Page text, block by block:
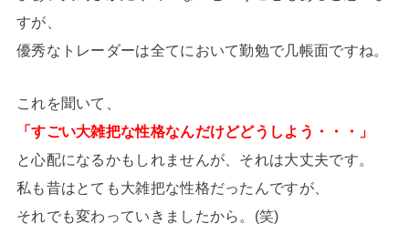
すが、
優秀なトレーダーは全てにおいて勤勉で几帳面ですね。
これを聞いて、
「すごい大雑把な性格なんだけどどうしよう・・・」
と心配になるかもしれませんが、それは大丈夫です。
私も昔はとても大雑把な性格だったんですが、
それでも変わっていきましたから。(笑)